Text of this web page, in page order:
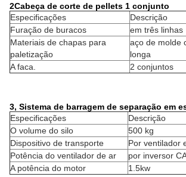
2Cabeça de corte de pellets 1 conjunto
Especificações
Descrição
Furação de buracos
em três linhas
Materiais de chapas para
paletização
aço de molde
longa
A faca.
2 conjuntos
3, Sistema de barragem de separação em
Especificações
Descrição
O volume do silo
500 kg
Dispositivo de transporte
Por ventilador
Potência do ventilador de ar
por inversor
A potência do motor
1.5kw